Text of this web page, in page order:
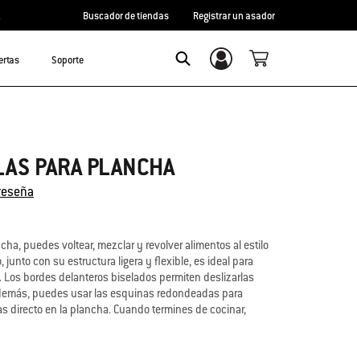
Buscador de tiendas Registrar un asador
Soporte Inicio de sesión/registro
PARA PLANCHA
puedes voltear, mezclar y revolver alimentos al estilo
junto con su estructura ligera y flexible, es ideal para
Los bordes delanteros biselados permiten deslizarlas
puedes usar las esquinas redondeadas para
directo en la plancha. Cuando termines de cocinar,